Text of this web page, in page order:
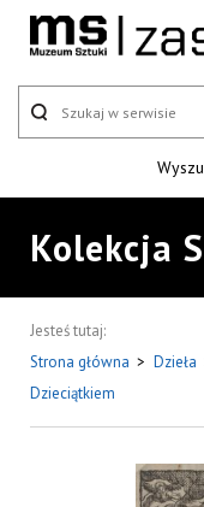
Kolekcja
Jesteś tutaj:
Strona główna > Dzieła
Dzieciątkiem